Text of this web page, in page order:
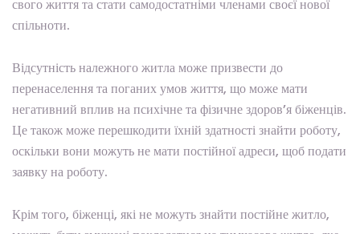
свого життя та стати самодостатніми членами своєї нової
спільноти.
Відсутність належного житла може призвести до
перенаселення та поганих умов життя, що може мати
негативний вплив на психічне та фізичне здоров’я біженців.
Це також може перешкодити їхній здатності знайти роботу,
оскільки вони можуть не мати постійної адреси, щоб подати
заявку на роботу.
Крім того, біженці, які не можуть знайти постійне житло,